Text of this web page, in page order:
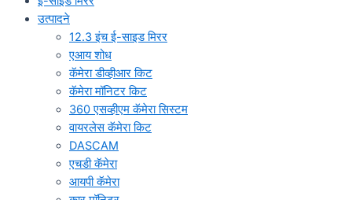
उत्पादने
12.3 इंच ई-साइड मिरर
एआय शोध
कॅमेरा डीव्हीआर किट
कॅमेरा मॉनिटर किट
360 एसव्हीएम कॅमेरा सिस्टम
वायरलेस कॅमेरा किट
DASCAM
एचडी कॅमेरा
आयपी कॅमेरा